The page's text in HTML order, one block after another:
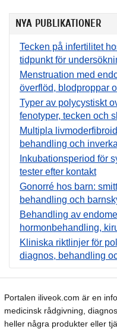
NYA PUBLIKATIONER
Tecken på infertilitet
tidpunkt för
Menstruation med
överflöd, blodproppar
Typer av polycystiskt
fenotyper, tecken och
Multipla
behandling och
Inkubationsperiod för
tester efter kontakt
Gonorré hos barn:
behandling och
Behandling av
hormonbehandling,
Kliniska riktlinjer för
diagnos, behandling
Portalen iliveok.com är en
medicinsk rådgivning,
heller några produkter eller